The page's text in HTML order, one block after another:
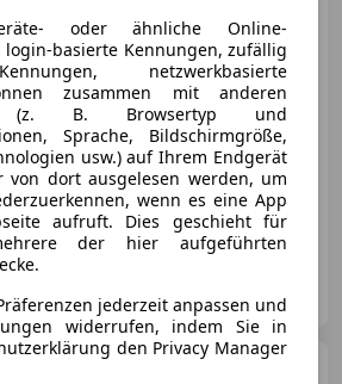
€ 87 890
km
Elektro/Benzin
oder ähnliche Online-
login-basierte Kennungen, zufällig
netzwerkbasierte
zusammen mit anderen
(z. B. Browsertyp und
Sprache, Bildschirmgröße,
usw.) auf Ihrem Endgerät
von dort ausgelesen werden, um
wenn es eine App
aufruft. Dies geschieht für
der hier aufgeführten
jederzeit anpassen und
widerrufen, indem Sie in
den Privacy Manager